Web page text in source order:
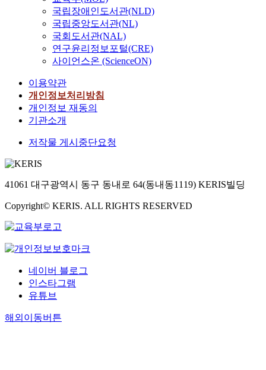
국립장애인도서관(NLD)
국립중앙도서관(NL)
국회도서관(NAL)
연구윤리정보포털(CRE)
사이언스온 (ScienceON)
이용약관
개인정보처리방침
개인정보 재동의
기관소개
저작물 게시중단요청
41061 대구광역시 동구 동내로 64(동내동1119) KERIS빌딩
Copyright© KERIS. ALL RIGHTS RESERVED
네이버 블로그
인스타그램
유튜브
해외이동버튼